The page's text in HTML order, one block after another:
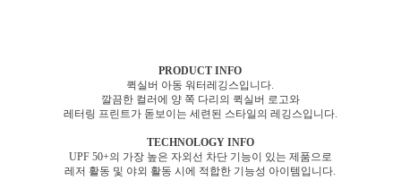
PRODUCT INFO
퀵실버 아동 워터레깅스입니다.
깔끔한 컬러에 양 쪽 다리의 퀵실버 로고와
레터링 프린트가 돋보이는 세련된 스타일의 레깅스입니다.
TECHNOLOGY INFO
UPF 50+의 가장 높은 자외선 차단 기능이 있는 제품으로
레저 활동 및 야외 활동 시에 적합한 기능성 아이템입니다.